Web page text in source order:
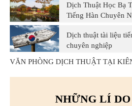
Dịch Thuật Học Bạ
Tiếng Hàn Chuyên
Dịch thuật tài liệu
chuyên nghiệp
VĂN PHÒNG DỊCH THUẬT TẠI
NHỮNG LÍ